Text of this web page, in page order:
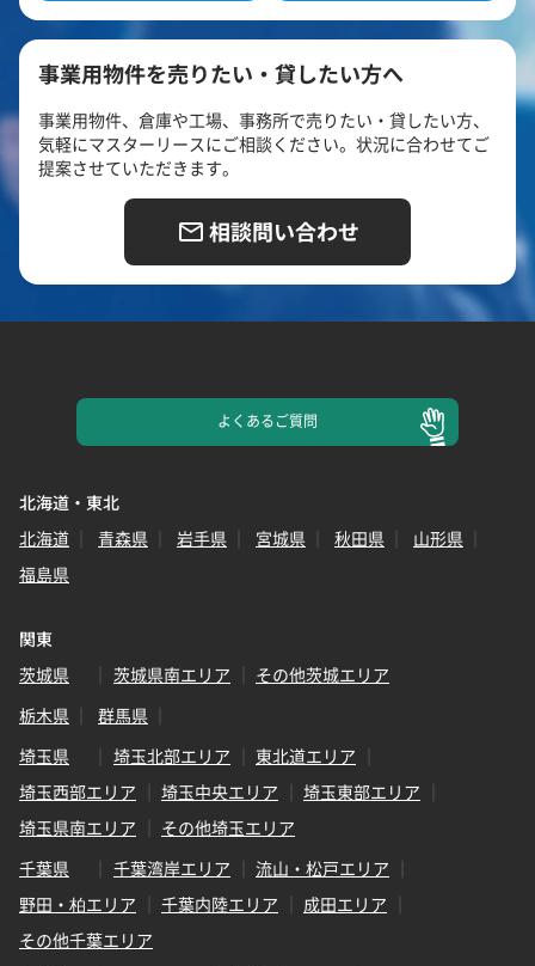
事業用物件を売りたい・貸したい方へ
事業用物件、倉庫や工場、事務所で売りたい・貸したい方、
気軽にマスターリースにご相談ください。状況に合わせてご
提案させていただきます。
相談問い合わせ
よくあるご質問
北海道・東北
北海道
青森県 岩手県 宮城県 秋田県
山形県
福島県
関東
茨城県
茨城県南エリア
その他茨城エリア
栃木県
群馬県
埼玉県
埼玉北部エリア
東北道エリア
埼玉西部エリア
埼玉中央エリア
埼玉東部エリア
埼玉県南エリア
その他埼玉エリア
千葉県
千葉湾岸エリア
流山・松戸エリア
野田・柏エリア
千葉内陸エリア
成田エリア
その他千葉エリア